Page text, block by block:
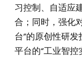
习控制、自适应
合；同时，强化
台”的原创性研
平台的“工业智控